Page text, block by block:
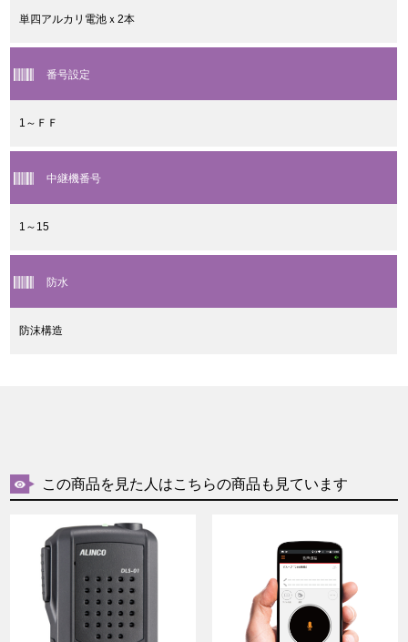
単四アルカリ電池ｘ2本
番号設定
1～ＦＦ
中継機番号
1～15
防水
防沫構造
この商品を見た人はこちらの商品も見ています